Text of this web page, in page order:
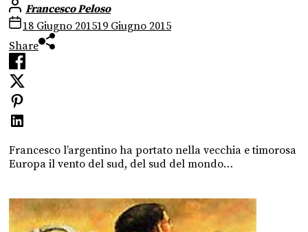
Francesco Peloso
18 Giugno 201519 Giugno 2015
Share
Francesco l’argentino ha portato nella vecchia e timorosa
Europa il vento del sud, del sud del mondo…